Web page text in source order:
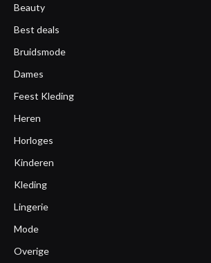
Beauty
Best deals
Bruidsmode
Dames
Feest Kleding
Heren
Horloges
Kinderen
Kleding
Lingerie
Mode
Overige